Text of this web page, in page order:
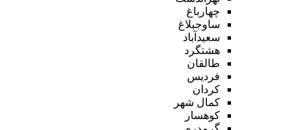
چهارباغ
ساوجبلاغ
سعیدآباد
هشتگرد
طالقان
فردیس
کردان
کمال شهر
کوهسار